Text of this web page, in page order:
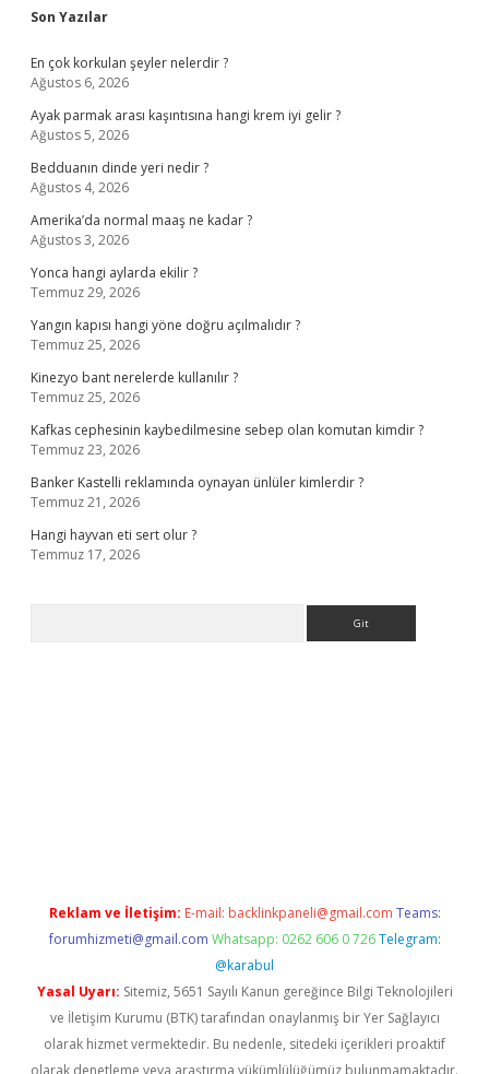
Son Yazılar
En çok korkulan şeyler nelerdir ?
Ağustos 6, 2026
Ayak parmak arası kaşıntısına hangi krem iyi gelir ?
Ağustos 5, 2026
Bedduanın dinde yeri nedir ?
Ağustos 4, 2026
Amerika’da normal maaş ne kadar ?
Ağustos 3, 2026
Yonca hangi aylarda ekilir ?
Temmuz 29, 2026
Yangın kapısı hangi yöne doğru açılmalıdır ?
Temmuz 25, 2026
Kinezyo bant nerelerde kullanılır ?
Temmuz 25, 2026
Kafkas cephesinin kaybedilmesine sebep olan komutan kimdir ?
Temmuz 23, 2026
Banker Kastelli reklamında oynayan ünlüler kimlerdir ?
Temmuz 21, 2026
Hangi hayvan eti sert olur ?
Temmuz 17, 2026
Reklam ve İletişim: E-mail: backlinkpaneli@gmail.com Teams:
forumhizmeti@gmail.com Whatsapp: 0262 606 0 726 Telegram:
@karabul
Yasal Uyarı: Sitemiz, 5651 Sayılı Kanun gereğince Bilgi Teknolojileri
ve İletişim Kurumu (BTK) tarafından onaylanmış bir Yer Sağlayıcı
olarak hizmet vermektedir. Bu nedenle, sitedeki içerikleri proaktif
olarak denetleme veya araştırma yükümlülüğümüz bulunmamaktadır.